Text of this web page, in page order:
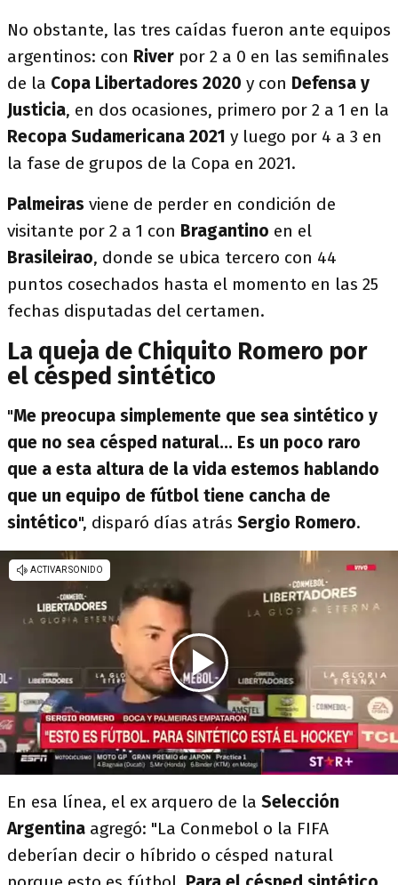
No obstante, las tres caídas fueron ante equipos
argentinos: con River por 2 a 0 en las semifinales
de la Copa Libertadores 2020 y con Defensa y
Justicia, en dos ocasiones, primero por 2 a 1 en la
Recopa Sudamericana 2021 y luego por 4 a 3 en
la fase de grupos de la Copa en 2021.
Palmeiras viene de perder en condición de
visitante por 2 a 1 con Bragantino en el
Brasileirao, donde se ubica tercero con 44
puntos cosechados hasta el momento en las 25
fechas disputadas del certamen.
La queja de Chiquito Romero por
el césped sintético
"Me preocupa simplemente que sea sintético y
que no sea césped natural... Es un poco raro
que a esta altura de la vida estemos hablando
que un equipo de fútbol tiene cancha de
sintético", disparó días atrás Sergio Romero.
En esa línea, el ex arquero de la Selección
Argentina agregó: "La Conmebol o la FIFA
deberían decir o híbrido o césped natural